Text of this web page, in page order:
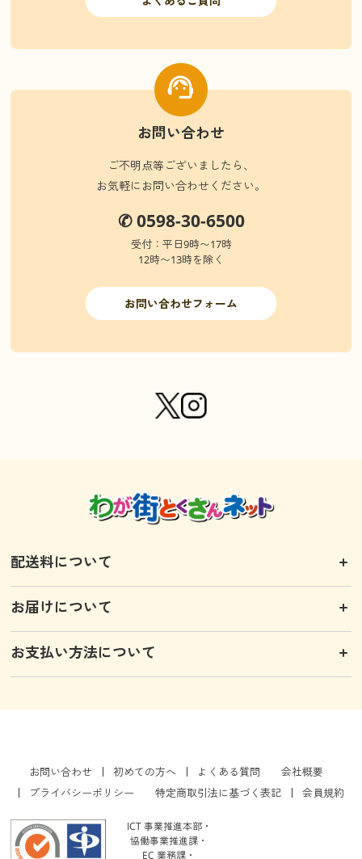
お問い合わせ
ご不明点等ございましたら、
お気軽にお問い合わせください。
✆ 0598-30-6500
受付：平日9時〜17時
12時〜13時を除く
お問い合わせフォーム
配送料について
お届けについて
お支払い方法について
お問い合わせ 初めての方へ よくある質問
会社概要
プライバシーポリシー
特定商取引法に基づく表記 会員規約
ICT 事業推進本部・
協働事業推進課・
EC 業務課・